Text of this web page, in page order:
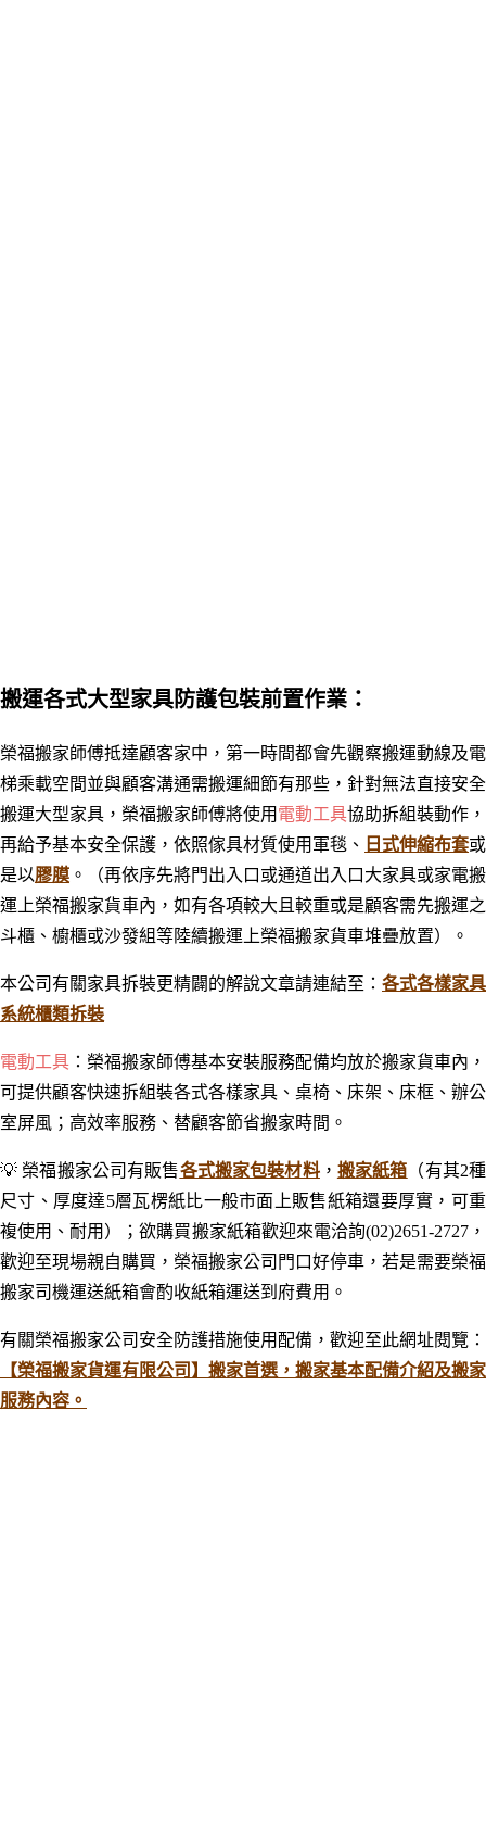
搬運各式大型家具防護包裝前置作業：
榮福搬家師傅抵達顧客家中，第一時間都會先觀察搬運動線及電
梯乘載空間並與顧客溝通需搬運細節有那些，針對無法直接安全
搬運大型家具，榮福搬家師傅將使用 電動工具協助拆組裝動作，
再給予基本安全保護，依照傢具材質使用軍毯、 日式伸縮布套或
是以膠膜 。
（再依序先將門出入口或通道出入口大家具或家電搬
運上榮福搬家貨車內，如有各項較大且較重或是顧客需先搬運之
斗櫃、櫥櫃或沙發組等陸續搬運上榮福搬家貨車堆疊放置）。
本公司有關家具拆裝更精闢的解說文章請連結至： 各式各樣家具
系統櫃類拆裝
電動工具 ： 榮福搬家師傅基本安裝服務配備均放於搬家貨車內，
可提供顧客快速拆組裝各式各樣家具、桌椅 、床架 、 床框 、辦公
室屏風； 高效率服務 、 替顧客節省搬家時間 。
💡 榮福搬家公司有販售各式搬家包裝材料， 搬家紙箱 （有其2種
尺寸、厚度達5層瓦楞紙比一般市面上販售紙箱還要厚實，可重
複使用、耐用）；欲購買搬家紙箱歡迎來電洽詢(02)2651-2727，
歡迎至現場親自購買，榮福搬家公司門口好停車，若是需要榮福
搬家司機運送紙箱會酌收紙箱運送到府費用。
有關榮福搬家公司安全防護措施使用配備，歡迎至此網址閱覽：
【榮福搬家貨運有限公司】搬家首選，搬家基本配備介紹及搬家
服務內容。